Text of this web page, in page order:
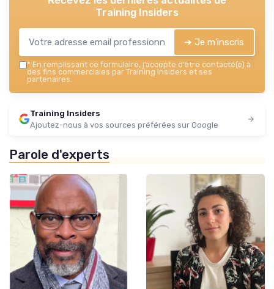
Training Insiders
➔ Je m'inscris
* En remplissant ce formulaire, j’accepte d’être contacté(e) à
des fins commerciales par Training Insiders et ses
partenaires.
Training Insiders
Ajoutez-nous à vos sources préférées sur Google
Parole d'experts